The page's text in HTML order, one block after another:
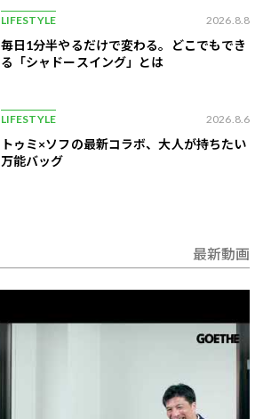
LIFESTYLE 2026.8.8
毎日1分半やるだけで変わる。どこでもでき
る「シャドースイング」とは
LIFESTYLE 2026.8.6
トゥミ×ソフの最新コラボ、大人が持ちたい
万能バッグ
最新動画